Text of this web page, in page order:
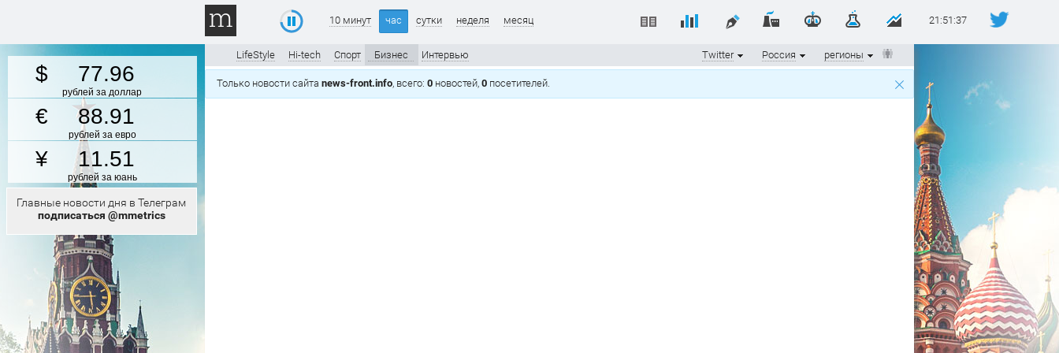
77.96
рублей за доллар
88.91
рублей за евро
11.51
рублей за юань
Главные новости дня в Телеграм
подписаться @mmetrics
21:51:37
10 минут час сутки неделя месяц
LifeStyle Hi-tech Спорт Бизнес Интервью регионы
Россия
Twitter
Только новости сайта news-front.info, всего: 0 новостей, 0 посетителей.